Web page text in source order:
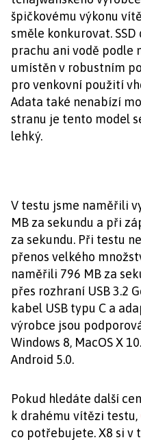
špičkovému výkonu
směle konkurovat.
prachu ani vodě podle
umístěn v robustním
pro venkovní použití
Adata také nenabízí
stranu je tento model
lehký.
V testu jsme naměřili
MB za sekundu a při
za sekundu. Při testu
přenos velkého
naměřili 796 MB za
přes rozhraní USB 3.2
kabel USB typu C a
výrobce jsou
Windows 8, MacOS X
Android 5.0.
Pokud hledáte další
k drahému vítězi testu,
co potřebujete. X8 si v